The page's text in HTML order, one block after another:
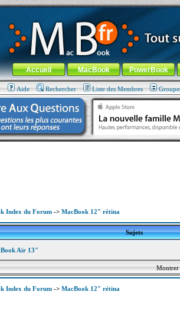
fr.com : 100% Apple... 100% nomade !
contenu-Aller au menu général-Aller au
Menu général
Accueil MacBook PowerBook
Aide Rechercher Liste des Membres
Index du Forum-> MacBook 12" rétina
Sujets
Air 13"
Montrer
Index du Forum-> MacBook 12" rétina